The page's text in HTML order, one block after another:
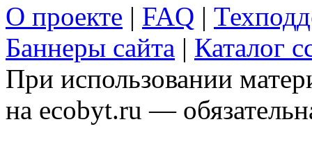
О проекте | FAQ |
Баннеры сайта | Каталог
При использовании
на ecobyt.ru —